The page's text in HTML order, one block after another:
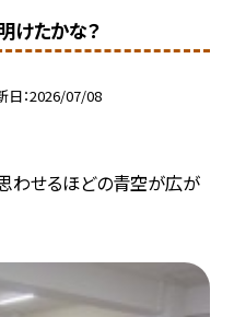
けたかな？
日 2026/07/08
わせるほどの青空が広が